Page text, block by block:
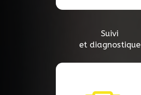
Suivi
et diagnostique